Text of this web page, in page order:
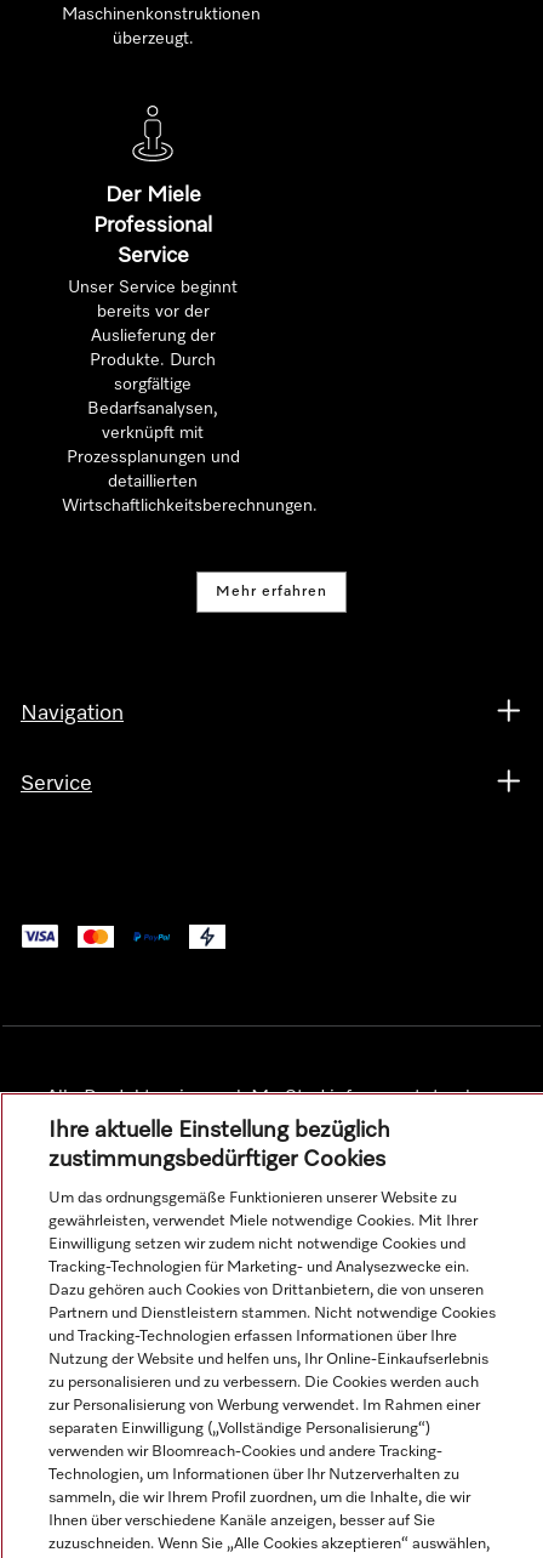
Maschinenkonstruktionen
überzeugt.
Der Miele
Professional
Service
Unser Service beginnt
bereits vor der
Auslieferung der
Produkte. Durch
sorgfältige
Bedarfsanalysen,
verknüpft mit
Prozessplanungen und
detaillierten
Wirtschaftlichkeitsberechnungen.
Mehr erfahren
Navigation
Service
Alle Produktpreise zzgl. MwSt.; Lieferung stets ohne
Dekorationsmaterial.
© Miele & Cie. KG.
Ihre aktuelle Einstellung bezüglich
zustimmungsbedürftiger Cookies
Um das ordnungsgemäße Funktionieren unserer Website zu
gewährleisten, verwendet Miele notwendige Cookies. Mit Ihrer
Einwilligung setzen wir zudem nicht notwendige Cookies und
Tracking-Technologien für Marketing- und Analysezwecke ein.
Dazu gehören auch Cookies von Drittanbietern, die von unseren
Partnern und Dienstleistern stammen. Nicht notwendige Cookies
und Tracking-Technologien erfassen Informationen über Ihre
Nutzung der Website und helfen uns, Ihr Online-Einkaufserlebnis
zu personalisieren und zu verbessern. Die Cookies werden auch
zur Personalisierung von Werbung verwendet. Im Rahmen einer
separaten Einwilligung („Vollständige Personalisierung“)
verwenden wir Bloomreach-Cookies und andere Tracking-
Technologien, um Informationen über Ihr Nutzerverhalten zu
sammeln, die wir Ihrem Profil zuordnen, um die Inhalte, die wir
Ihnen über verschiedene Kanäle anzeigen, besser auf Sie
zuzuschneiden. Wenn Sie „Alle Cookies akzeptieren“ auswählen,